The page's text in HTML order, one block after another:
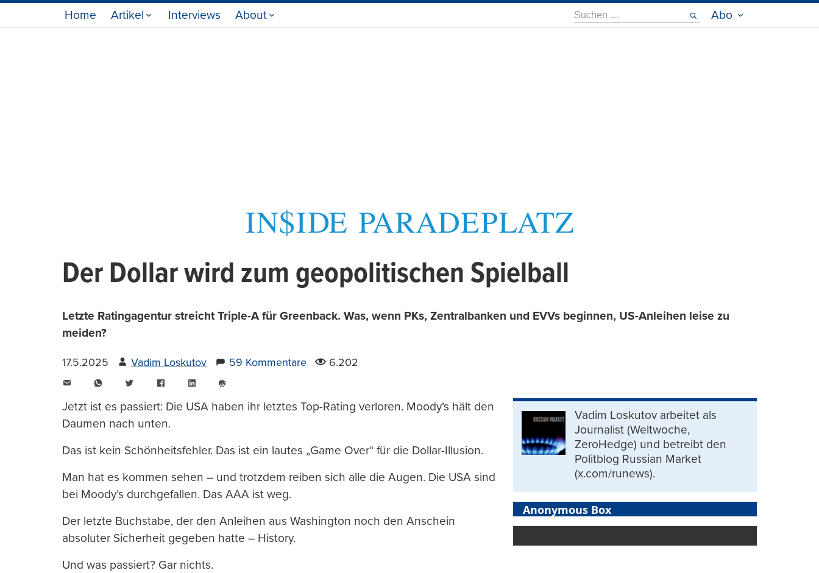
Home Artikel Interviews About
Suche
nach:
Abo
Der Dollar wird zum geopolitischen Spielball
Letzte Ratingagentur streicht Triple-A für Greenback. Was, wenn PKs, Zentralbanken und EVVs beginnen, US-Anleihen leise zu
meiden?
17.5.2025 Vadim Loskutov 59 Kommentare 6.202
WhatsAppTwitter FacebookLinkedIn
drucken
Jetzt ist es passiert: Die USA haben ihr letztes Top-Rating verloren. Moody’s hält den
Daumen nach unten.
Das ist kein Schönheitsfehler. Das ist ein lautes „Game Over“ für die Dollar-Illusion.
Man hat es kommen sehen – und trotzdem reiben sich alle die Augen. Die USA sind
bei Moody’s durchgefallen. Das AAA ist weg.
Der letzte Buchstabe, der den Anleihen aus Washington noch den Anschein
absoluter Sicherheit gegeben hatte – History.
Und was passiert? Gar nichts.
Vadim Loskutov arbeitet als
Journalist (Weltwoche,
ZeroHedge) und betreibt den
Politblog Russian Market
(x.com/runews).
Anonymous Box